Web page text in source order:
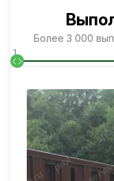
Более 3 000
1